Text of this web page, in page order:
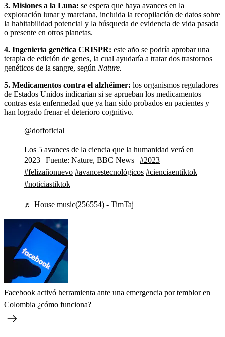
3. Misiones a la Luna: se espera que haya avances en la
exploración lunar y marciana, incluida la recopilación de datos sobre
la habitabilidad potencial y la búsqueda de evidencia de vida pasada
o presente en otros planetas.
4. Ingeniería genética CRISPR: este año se podría aprobar una
terapia de edición de genes, la cual ayudaría a tratar dos trastornos
genéticos de la sangre, según Nature.
5. Medicamentos contra el alzhéimer: los organismos reguladores
de Estados Unidos indicarían si se aprueban los medicamentos
contras esta enfermedad que ya han sido probados en pacientes y
han logrado frenar el deterioro cognitivo.
@doffoficial
Los 5 avances de la ciencia que la humanidad verá en
2023 | Fuente: Nature, BBC News | #2023
#felizañonuevo #avancestecnológicos #cienciaentiktok
#noticiastiktok
♬ House music(256554) - TimTaj
Facebook activó herramienta ante una emergencia por temblor en
Colombia ¿cómo funciona?